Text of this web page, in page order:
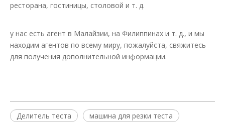
ресторана, гостиницы, столовой и т. д.
у нас есть агент в Малайзии, на Филиппинах и т. д., и мы
находим агентов по всему миру, пожалуйста, свяжитесь
для получения дополнительной информации.
Делитель теста
машина для резки теста